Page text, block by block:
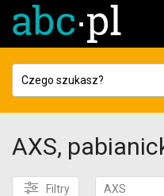
AXS,
Filtry AXS